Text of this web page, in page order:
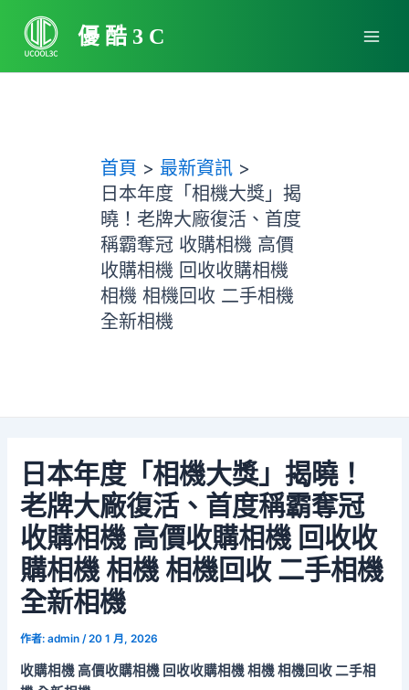
要
優酷3C
首頁
最新資訊
日本年度「相機大獎」揭
曉！老牌大廠復活、首度
稱霸奪冠 收購相機 高價
收購相機 回收收購相機
相機 相機回收 二手相機
全新相機
日本年度「相機大獎」揭曉！
老牌大廠復活、首度稱霸奪冠
收購相機 高價收購相機 回收收
購相機 相機 相機回收 二手相機
全新相機
作者:admin/20 1 月, 2026
收購相機 高價收購相機 回收收購相機 相機 相機回收 二手相